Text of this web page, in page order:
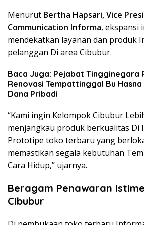
Menurut Bertha Hapsari, Vice
Communication Informa, ekspansi
mendekatkan layanan dan produk
pelanggan Di area Cibubur.
Baca Juga: Pejabat Tingginegara
Renovasi Tempattinggal Bu
Dana Pribadi
“Kami ingin Kelompok Cibubur
menjangkau produk berkualitas Di
Prototipe toko terbaru yang
memastikan segala kebutuhan
Cara Hidup,” ujarnya.
Beragam Penawaran
Cibubur